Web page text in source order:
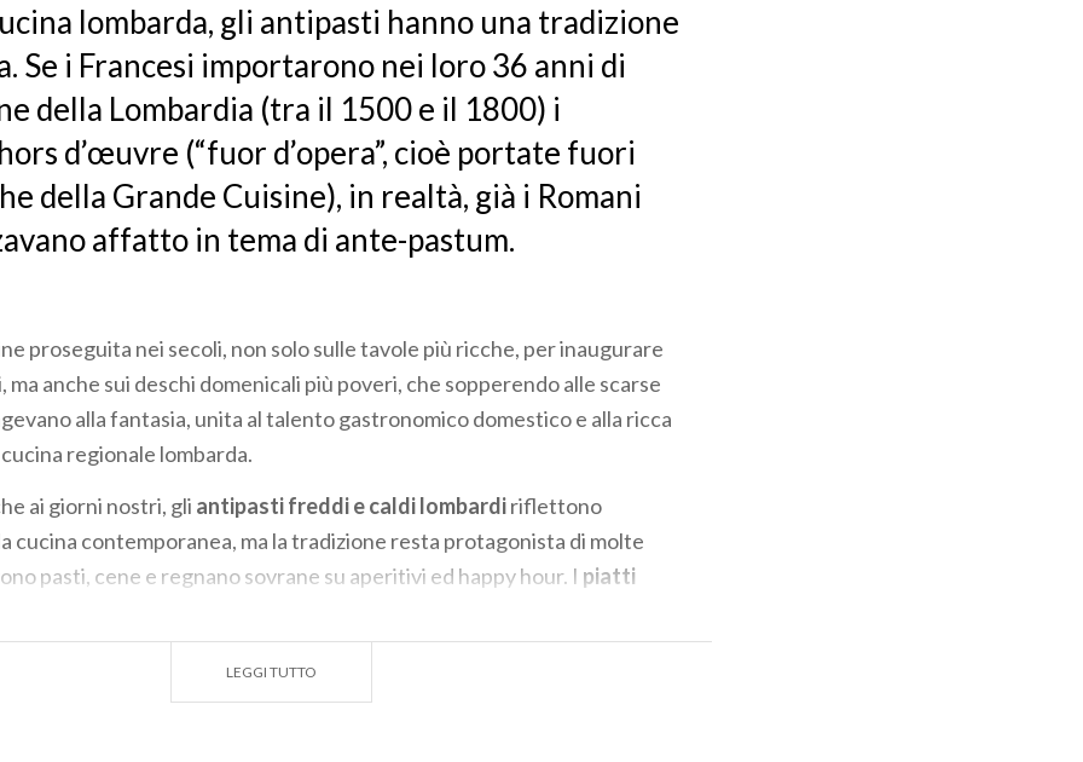
lombarda, gli antipasti hanno una tradizione
Se i Francesi importarono nei loro 36 anni di
della Lombardia (tra il 1500 e il 1800) i
d’œuvre (“fuor d’opera”, cioè portate fuori
della Grande Cuisine), in realtà, già i Romani
affatto in tema di ante-pastum.
proseguita nei secoli, non solo sulle tavole più ricche, per inaugurare
ma anche sui deschi domenicali più poveri, che sopperendo alle scarse
alla fantasia, unita al talento gastronomico domestico e alla ricca
regionale lombarda.
ai giorni nostri, gli antipasti freddi e caldi lombardiriflettono
cucina contemporanea, ma la tradizione resta protagonista di molte
pasti, cene e regnano sovrane su aperitivi ed happy hour. I piatti
gli ingredienti rari riappaiono, spesso rielaborati in nuove
LEGGI TUTTO